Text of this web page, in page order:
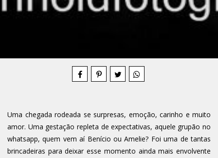
Uma chegada rodeada se surpresas, emoção, carinho e muito
amor. Uma gestação repleta de expectativas, aquele grupão no
whatsapp, quem vem aí Benício ou Amelie? Foi uma de tantas
brincadeiras para deixar esse momento ainda mais envolvente